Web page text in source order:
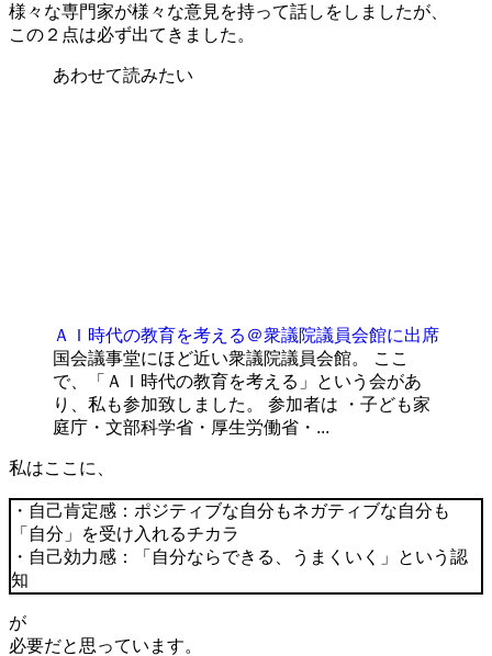
様々な専門家が様々な意見を持って話しをしましたが、
この２点は必ず出てきました。
あわせて読みたい
ＡＩ時代の教育を考える＠衆議院議員会館に出席
国会議事堂にほど近い衆議院議員会館。 ここ
で、「ＡＩ時代の教育を考える」という会があ
り、私も参加致しました。 参加者は ・子ども家
庭庁・文部科学省・厚生労働省・...
私はここに、
・自己肯定感：ポジティブな自分もネガティブな自分も
「自分」を受け入れるチカラ
・自己効力感：「自分ならできる、うまくいく」という認
知
が
必要だと思っています。